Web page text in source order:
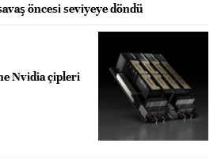
öncesi seviyeye döndü
Nvidia çipleri